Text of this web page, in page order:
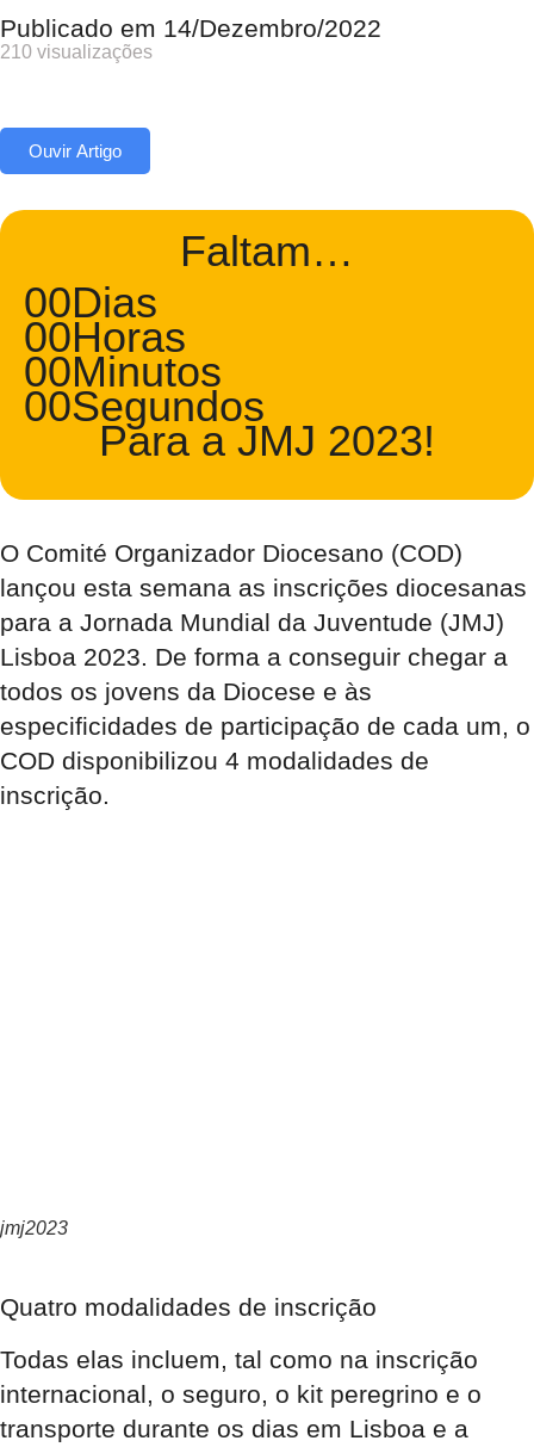
Publicado em 14/Dezembro/2022
210 visualizações
Ouvir Artigo
Faltam…
00Dias
00Horas
00Minutos
00Segundos
Para a JMJ 2023!
O Comité Organizador Diocesano (COD)
lançou esta semana as inscrições diocesanas
para a Jornada Mundial da Juventude (JMJ)
Lisboa 2023. De forma a conseguir chegar a
todos os jovens da Diocese e às
especificidades de participação de cada um, o
COD disponibilizou 4 modalidades de
inscrição.
jmj2023
Quatro modalidades de inscrição
Todas elas incluem, tal como na inscrição
internacional, o seguro, o kit peregrino e o
transporte durante os dias em Lisboa e a